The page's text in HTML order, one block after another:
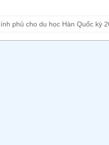
phủ cho du học Hàn Quốc kỳ